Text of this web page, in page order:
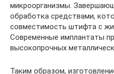
микроорганизмы.
обработка средствами,
совместимость штифта с
Современные имплантаты
высокопрочных
Таким образом,